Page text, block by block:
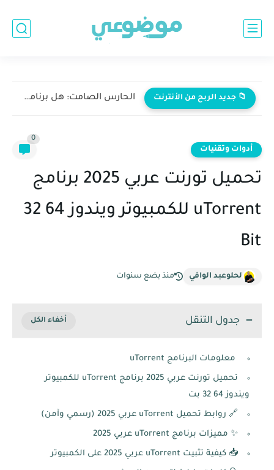
📁 جديد الربح من الأنترنت الحارس الصامت: هل برنامج Malware Hunter هو القطعة المفقودة في...
أدوات وتقنيات
0
تحميل تورنت عربي 2025 برنامج
uTorrent للكمبيوتر ويندوز 64 32
Bit
لحلوعبد الوافي منذ بضع سنوات
جدول التنقل
معلومات البرنامج uTorrent
تحميل تورنت عربي 2025 برنامج uTorrent للكمبيوتر
ويندوز 64 32 بت
🔗 روابط تحميل uTorrent عربي 2025 (رسمي وآمن)
✨ مميزات برنامج uTorrent عربي 2025
📥 كيفية تثبيت uTorrent عربي 2025 على الكمبيوتر